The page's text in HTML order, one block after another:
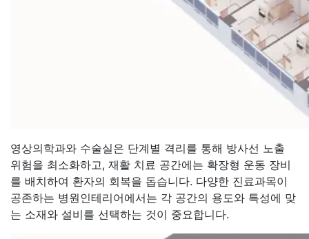
영상의학과와 수술실은 단계별 격리를 통해 방사선 노출
위험을 최소화하고, 재활 치료 공간에는 확장형 운동 장비
를 배치하여 환자의 회복을 돕습니다. 다양한 진료과목이
공존하는 병원인테리어에서는 각 공간의 용도와 특성에 맞
는 소재와 설비를 선택하는 것이 중요합니다.